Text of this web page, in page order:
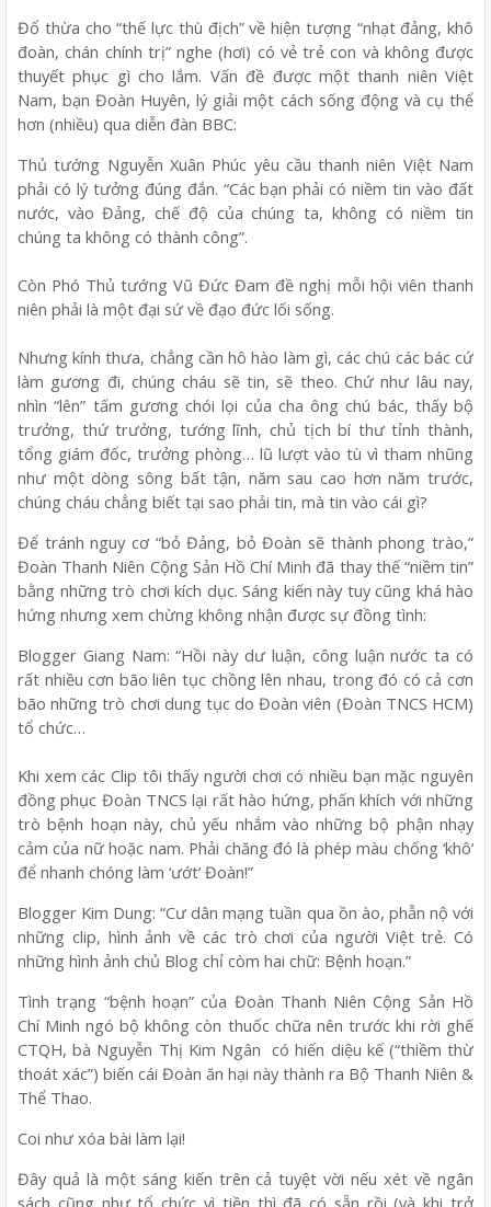
Đổ thừa cho “thế lực thù địch” về hiện tượng “nhạt đảng, khô
đoàn, chán chính trị” nghe (hơi) có vẻ trẻ con và không được
thuyết phục gì cho lắm. Vấn đề được một thanh niên Việt
Nam, bạn Đoàn Huyên, lý giải một cách sống động và cụ thể
hơn (nhiều) qua diễn đàn BBC:
Thủ tướng Nguyễn Xuân Phúc yêu cầu thanh niên Việt Nam
phải có lý tưởng đúng đắn. “Các bạn phải có niềm tin vào đất
nước, vào Đảng, chế độ của chúng ta, không có niềm tin
chúng ta không có thành công”.
Còn Phó Thủ tướng Vũ Đức Đam đề nghị mỗi hội viên thanh
niên phải là một đại sứ về đạo đức lối sống.
Nhưng kính thưa, chẳng cần hô hào làm gì, các chú các bác cứ
làm gương đi, chúng cháu sẽ tin, sẽ theo. Chứ như lâu nay,
nhìn “lên” tấm gương chói lọi của cha ông chú bác, thấy bộ
trưởng, thứ trưởng, tướng lĩnh, chủ tịch bí thư tỉnh thành,
tổng giám đốc, trưởng phòng… lũ lượt vào tù vì tham nhũng
như một dòng sông bất tận, năm sau cao hơn năm trước,
chúng cháu chẳng biết tại sao phải tin, mà tin vào cái gì?
Để tránh nguy cơ “bỏ Đảng, bỏ Đoàn sẽ thành phong trào,”
Đoàn Thanh Niên Cộng Sản Hồ Chí Minh đã thay thế “niềm tin”
bằng những trò chơi kích dục. Sáng kiến này tuy cũng khá hào
hứng nhưng xem chừng không nhận được sự đồng tình:
Blogger Giang Nam: “Hồi này dư luận, công luận nước ta có
rất nhiều cơn bão liên tục chồng lên nhau, trong đó có cả cơn
bão những trò chơi dung tục do Đoàn viên (Đoàn TNCS HCM)
tổ chức…
Khi xem các Clip tôi thấy người chơi có nhiều bạn mặc nguyên
đồng phục Đoàn TNCS lại rất hào hứng, phấn khích với những
trò bệnh hoạn này, chủ yếu nhắm vào những bộ phận nhạy
cảm của nữ hoặc nam. Phải chăng đó là phép màu chống ‘khô’
để nhanh chóng làm ‘ướt’ Đoàn!”
Blogger Kim Dung: “Cư dân mạng tuần qua ồn ào, phẫn nộ với
những clip, hình ảnh về các trò chơi của người Việt trẻ. Có
những hình ảnh chủ Blog chỉ còm hai chữ: Bệnh hoạn.”
Tình trạng “bệnh hoạn” của Đoàn Thanh Niên Cộng Sản Hồ
Chí Minh ngó bộ không còn thuốc chữa nên trước khi rời ghế
CTQH, bà Nguyễn Thị Kim Ngân có hiến diệu kế (“thiềm thừ
thoát xác”) biến cái Đoàn ăn hại này thành ra Bộ Thanh Niên &
Thể Thao.
Coi như xóa bài làm lại!
Đây quả là một sáng kiến trên cả tuyệt vời nếu xét về ngân